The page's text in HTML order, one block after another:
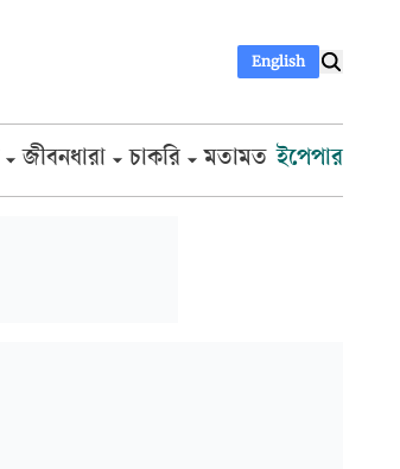
English
জীবনধারা চাকরি মতামত ইপেপার